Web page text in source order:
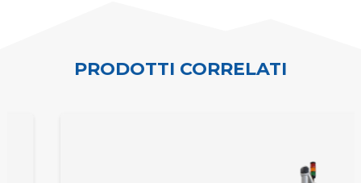
PRODOTTI CORRELATI